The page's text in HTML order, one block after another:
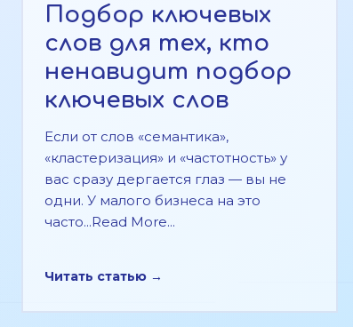
Подбор ключевых
слов для тех, кто
ненавидит подбор
ключевых слов
Если от слов «семантика»,
«кластеризация» и «частотность» у
вас сразу дергается глаз — вы не
одни. У малого бизнеса на это
часто...Read More...
Читать статью →